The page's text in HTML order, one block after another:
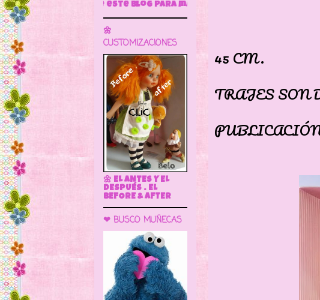
NACE
45 CM.
ES
TRAJES SON
COMO
este blog para más información
🌼
CUSTOMIZACIONES
🌼 EL ANTES Y EL
DESPUÉS . EL
BEFORE & AFTER
❤ BUSCO MUÑECAS